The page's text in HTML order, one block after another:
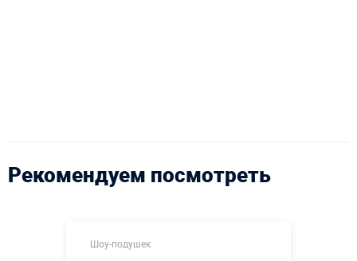
Рекомендуем посмотреть
Шоу-подушек